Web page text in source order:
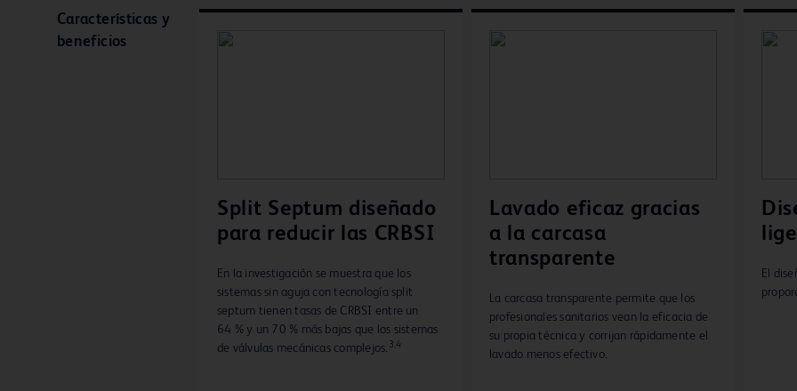
Características y
beneficios
Split Septum diseñado
para reducir las CRBSI
En la investigación se muestra que los
sistemas sin aguja con tecnología split
septum tienen tasas de CRBSI entre un
64 % y un 70 % más bajas que los sistemas
de válvulas mecánicas complejos. 3,4
Lavado eficaz gracias
a la carcasa
transparente
La carcasa transparente permite que los
profesionales sanitarios vean la eficacia de
su propia técnica y corrijan rápidamente el
lavado menos efectivo.
El